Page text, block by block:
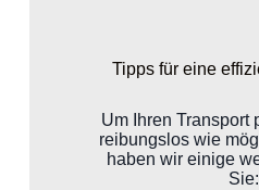
Tipps für eine
Um Ihren Transport
reibungslos wie
haben wir einige
Sie: